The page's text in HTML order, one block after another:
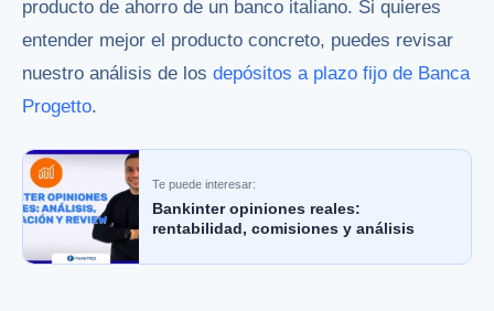
producto de ahorro de un banco italiano. Si quieres
entender mejor el producto concreto, puedes revisar
nuestro análisis de los depósitos a plazo fijo de Banca
Progetto.
Te puede interesar:
Bankinter opiniones reales:
rentabilidad, comisiones y análisis